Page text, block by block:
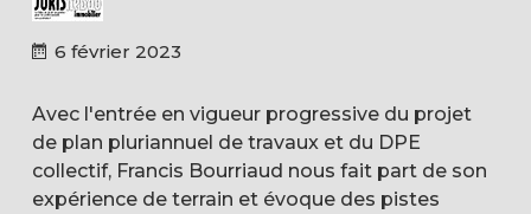
6 février 2023
Avec l'entrée en vigueur progressive du projet
de plan pluriannuel de travaux et du DPE
collectif, Francis Bourriaud nous fait part de son
expérience de terrain et évoque des pistes